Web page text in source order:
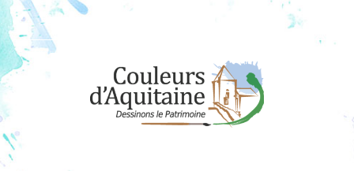
Règlement des concours